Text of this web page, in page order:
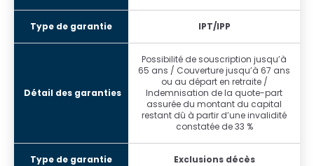
IPT/IPP
Possibilité de souscription jusqu’à
65 ans / Couverture jusqu’à 67 ans
ou au départ en retraite /
Indemnisation de la quote-part
assurée du montant du capital
restant dû à partir d’une invalidité
constatée de 33 %
Exclusions décès